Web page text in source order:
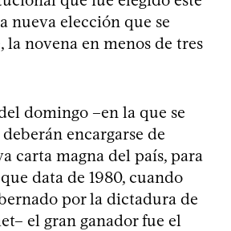
nueva elección que se
la novena en menos de tres
domingo –en la que se
encargarse de
carta magna del país, para
data de 1980, cuando
por la dictadura de
el gran ganador fue el